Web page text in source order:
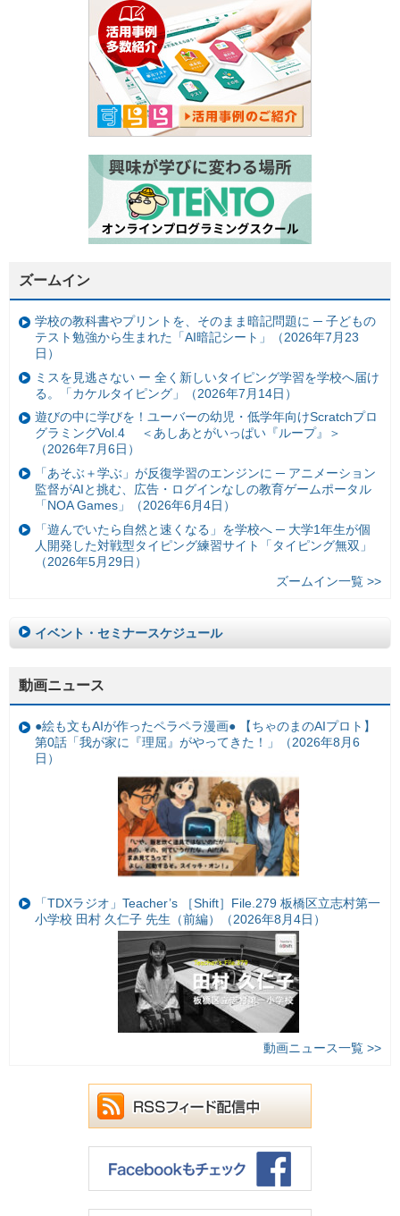
ズームイン
学校の教科書やプリントを、そのまま暗記問題に ─ 子どもの
テスト勉強から生まれた「AI暗記シート」（2026年7月23
日）
ミスを見逃さない ー 全く新しいタイピング学習を学校へ届け
る。「カケルタイピング」（2026年7月14日）
遊びの中に学びを！ユーバーの幼児・低学年向けScratchプロ
グラミングVol.4 ＜あしあとがいっぱい『ループ』＞
（2026年7月6日）
「あそぶ＋学ぶ」が反復学習のエンジンに ─ アニメーション
監督がAIと挑む、広告・ログインなしの教育ゲームポータル
「NOA Games」（2026年6月4日）
「遊んでいたら自然と速くなる」を学校へ ─ 大学1年生が個
人開発した対戦型タイピング練習サイト「タイピング無双」
（2026年5月29日）
ズームイン一覧 >>
イベント・セミナースケジュール
動画ニュース
●絵も文もAIが作ったペラペラ漫画● 【ちゃのまのAIプロト】
第0話「我が家に『理屈』がやってきた！」（2026年8月6
日）
「TDXラジオ」Teacher’s ［Shift］File.279 板橋区立志村第一
小学校 田村 久仁子 先生（前編）（2026年8月4日）
動画ニュース一覧 >>